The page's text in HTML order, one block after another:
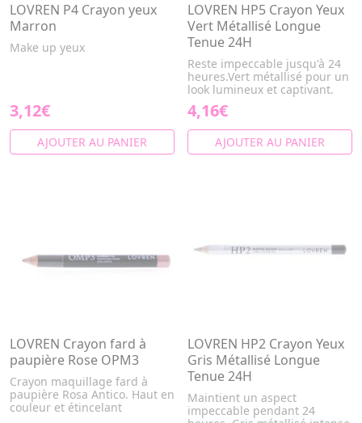
LOVREN P4 Crayon yeux
Marron
Make up yeux
3,12€
AJOUTER AU PANIER
LOVREN HP5 Crayon Yeux
Vert Métallisé Longue
Tenue 24H
Reste impeccable jusqu'à 24
heures.Vert métallisé pour un
look lumineux et captivant.
4,16€
AJOUTER AU PANIER
LOVREN Crayon fard à
paupière Rose OPM3
Crayon maquillage fard à
paupière Rosa Antico. Haut en
couleur et étincelant
LOVREN HP2 Crayon Yeux
Gris Métallisé Longue
Tenue 24H
Maintient un aspect
impeccable pendant 24